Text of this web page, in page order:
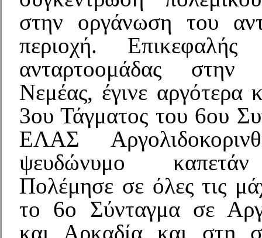
στην οργάνωση του
περιοχή.
ανταρτοομάδας στην
Νεμέας, έγινε αργότερα
3ου Τάγματος του 6ου
ΕΛΑΣ
ψευδώνυμο
Πολέμησε σε όλες τις
το 6ο Σύνταγμα σε
και Αρκαδία και στη